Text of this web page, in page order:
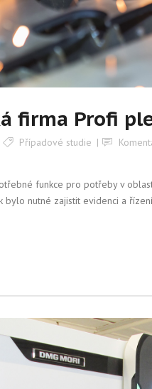
firma Profi
Případové studie
funkce pro potřeby v
bylo nutné zajistit evidenci a